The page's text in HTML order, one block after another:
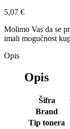
5,07 €
Molimo Vas da se
imali mogućnost
Opis
Opis
Šifra
Brand
Tip tonera